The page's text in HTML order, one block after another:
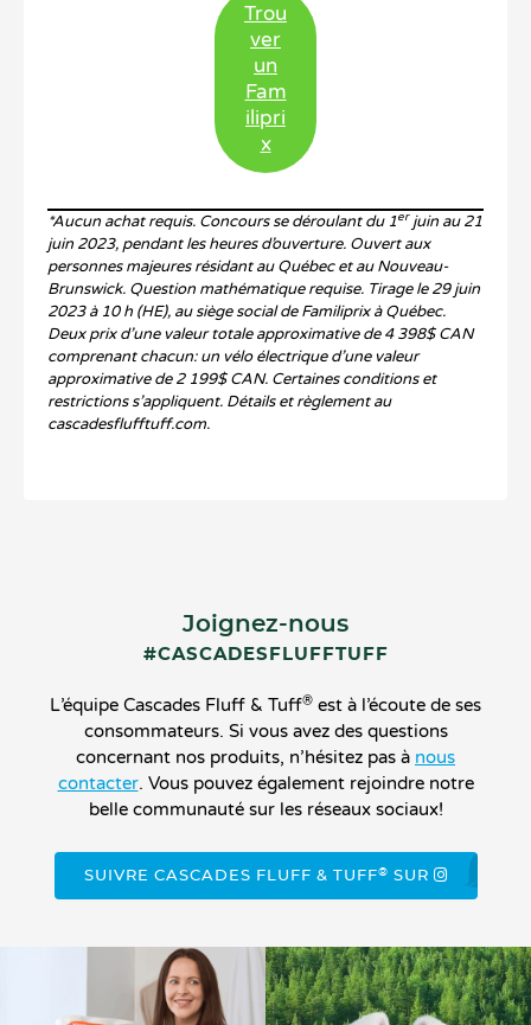
Trou
ver
un
Fam
ilipri
x
*Aucun achat requis. Concours se déroulant du 1erjuin au 21
juin 2023, pendant les heures d’ouverture. Ouvert aux
personnes majeures résidant au Québec et au Nouveau-
Brunswick. Question mathématique requise. Tirage le 29 juin
2023 à 10 h (HE), au siège social de Familiprix à Québec.
Deux prix d’une valeur totale approximative de 4 398$ CAN
comprenant chacun: un vélo électrique d’une valeur
approximative de 2 199$ CAN. Certaines conditions et
restrictions s’appliquent. Détails et règlement au
cascadesflufftuff.com.
Joignez-nous
#CASCADESFLUFFTUFF
L’équipe Cascades Fluff & Tuff® est à l’écoute de ses
consommateurs. Si vous avez des questions
concernant nos produits, n’hésitez pas à nous
contacter. Vous pouvez également rejoindre notre
belle communauté sur les réseaux sociaux!
SUIVRE CASCADES FLUFF & TUFF® SUR